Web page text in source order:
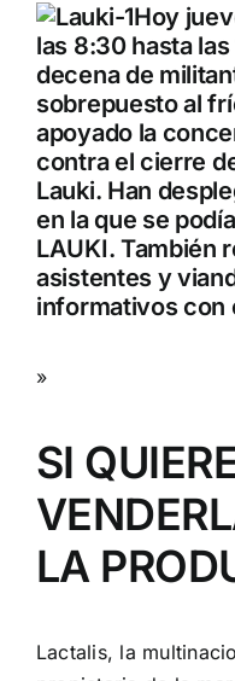
Hoy
las 8:30 hasta
decena de
sobrepuesto al
apoyado la
contra el cierre
Lauki. Han
en la que se
LAUKI. También
asistentes y
informativos con
»
SI
LA
Lactalis, la